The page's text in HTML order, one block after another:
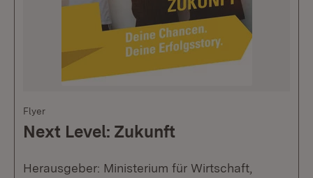
Flyer
Next Level: Zukunft
Herausgeber: Ministerium für Wirtschaft,